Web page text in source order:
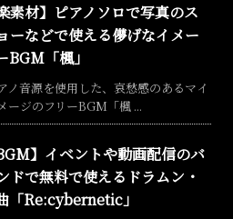
素材】ピアノソロで写真のス
ーなどで使える儚げなイメー
BGM「楓」
ノ音源を使用した、哀愁感のあるマイ
ージのフリーBGM「楓 ...
】イベントや動画配信のバ
ドで無料で使えるドラムン・
「Re:cybernetic」